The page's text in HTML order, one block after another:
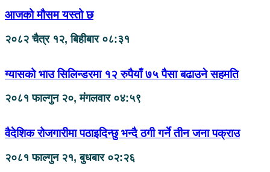
आजको मौसम यस्तो छ
२०८२ चैत्र १२, बिहीबार ०८:३१
ग्यासको भाउ सिलिन्डरमा १२ रुपैयाँ ७५ पैसा बढाउने सहमति
२०८१ फाल्गुन २०, मंगलवार ०४:५९
वैदेशिक रोजगारीमा पठाइदिन्छु भन्दै ठगी गर्ने तीन जना पक्राउ
२०८१ फाल्गुन २१, बुधबार ०२:२६